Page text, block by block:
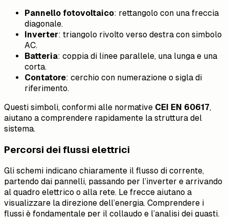
Pannello fotovoltaico: rettangolo con una freccia
diagonale.
Inverter: triangolo rivolto verso destra con simbolo
AC.
Batteria: coppia di linee parallele, una lunga e una
corta.
Contatore: cerchio con numerazione o sigla di
riferimento.
Questi simboli, conformi alle normative CEI EN 60617,
aiutano a comprendere rapidamente la struttura del
sistema.
Percorsi dei flussi elettrici
Gli schemi indicano chiaramente il flusso di corrente,
partendo dai pannelli, passando per l’inverter e arrivando
al quadro elettrico o alla rete. Le frecce aiutano a
visualizzare la direzione dell’energia. Comprendere i
flussi è fondamentale per il collaudo e l’analisi dei guasti.